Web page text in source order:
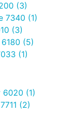
(3)
7340 (1)
(3)
(5)
(1)
6020 (1)
(2)